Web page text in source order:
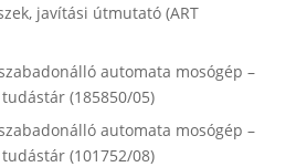
javítási útmutató (ART
automata mosógép –
(185850/05)
automata mosógép –
(101752/08)